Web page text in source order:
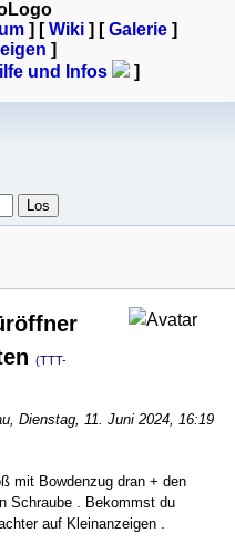
] [Wiki ] [Galerie ]
]
und Infos ]
(TTT-
Dienstag, 11. Juni 2024, 16:19
mit Bowdenzug dran + den
Schraube . Bekommst du
auf Kleinanzeigen .